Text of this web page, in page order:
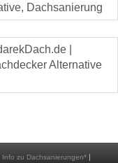
Dachsanierung
|
Alternative
Info zu Dachsanierungen* |